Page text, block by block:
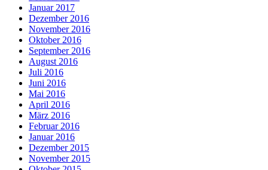
Januar 2017
Dezember 2016
November 2016
Oktober 2016
September 2016
August 2016
Juli 2016
Juni 2016
Mai 2016
April 2016
März 2016
Februar 2016
Januar 2016
Dezember 2015
November 2015